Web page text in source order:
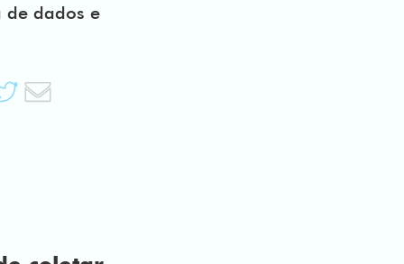
de dados e